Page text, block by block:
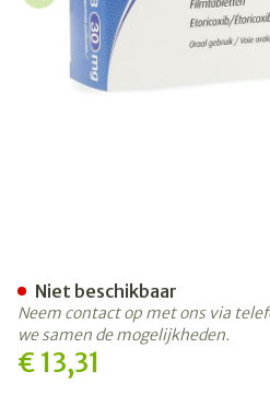
€ 13,31
Niet beschikbaar
Neem contact op met ons via
we samen de mogelijkheden.